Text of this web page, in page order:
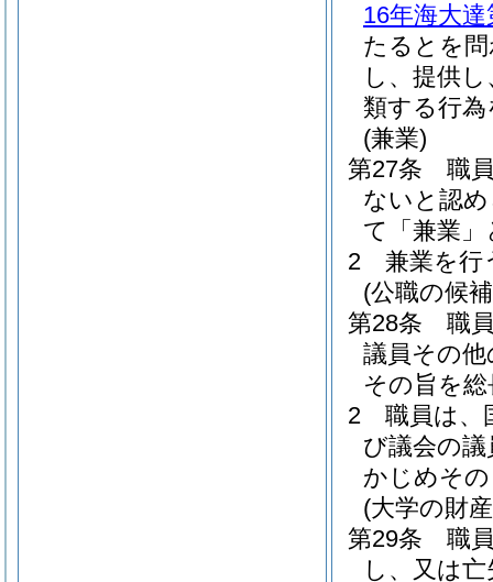
16年海大
たるとを
し、提供
類する行
(兼業)
第27条
職
ないと認
て「兼業
2
兼業を行
(公職の候
第28条
職
議員その
その旨を
2
職員は、
び議会の
かじめそ
(大学の財
第29条
職
し、又は